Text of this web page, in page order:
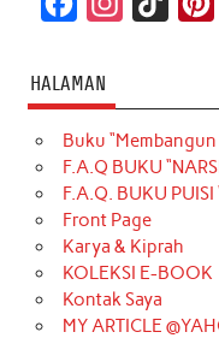
c
e
b
o
o
k
t
a
g
r
a
m
T
o
k
HALAMAN
Buku
F.A.Q BUKU
F.A.Q. BUKU PUISI
Front Page
Karya & Kiprah
KOLEKSI E-BOOK
Kontak Saya
MY ARTICLE